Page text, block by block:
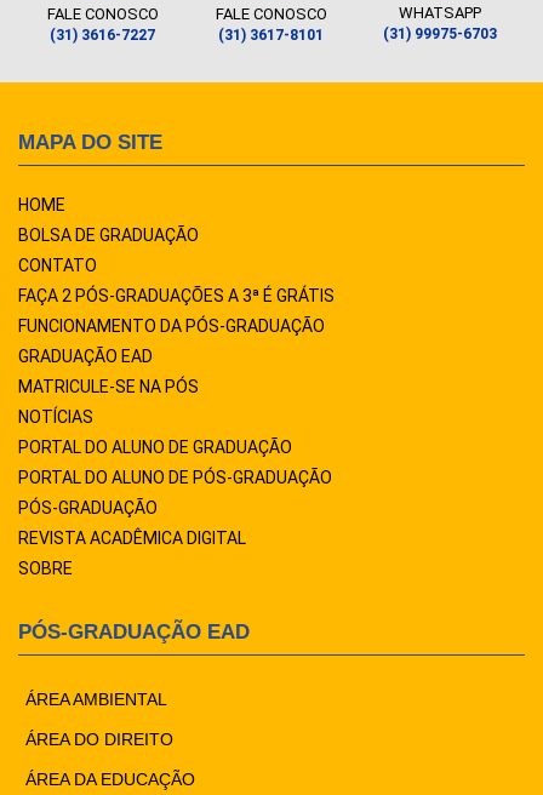
FALE CONOSCO
(31) 3616-7227
FALE CONOSCO
(31) 3617-8101
WHATSAPP
(31) 99975-6703
MAPA DO SITE
HOME
BOLSA DE GRADUAÇÃO
CONTATO
FAÇA 2 PÓS-GRADUAÇÕES A 3ª É GRÁTIS
FUNCIONAMENTO DA PÓS-GRADUAÇÃO
GRADUAÇÃO EAD
MATRICULE-SE NA PÓS
NOTÍCIAS
PORTAL DO ALUNO DE GRADUAÇÃO
PORTAL DO ALUNO DE PÓS-GRADUAÇÃO
PÓS-GRADUAÇÃO
REVISTA ACADÊMICA DIGITAL
SOBRE
PÓS-GRADUAÇÃO EAD
ÁREA AMBIENTAL
ÁREA DO DIREITO
ÁREA DA EDUCAÇÃO